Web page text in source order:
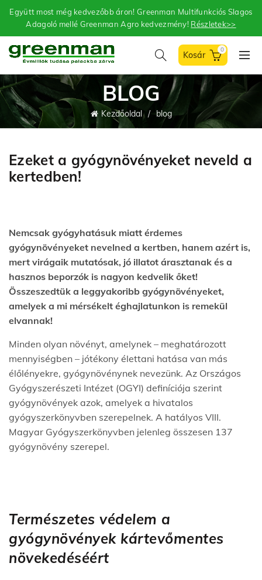
Együtt most még kedvezőbb áron! Greenman Multifunkciós Slagos
Adagoló mellé Greenman Agro kedvezmény! Részletek>>
0
BLOG
Kezdőoldal blog
Ezeket a gyógynövényeket neveld a
kertedben!
Nemcsak gyógyhatásuk miatt érdemes
gyógynövényeket nevelned a kertben, hanem azért is,
mert virágaik mutatósak, jó illatot árasztanak és a
hasznos beporzók is nagyon kedvelik őket!
Összeszedtük a leggyakoribb gyógynövényeket,
amelyek a mi mérsékelt éghajlatunkon is remekül
elvannak!
Minden olyan növényt, amelynek – meghatározott
mennyiségben – jótékony élettani hatása van más
élőlényekre, gyógynövénynek nevezünk. Az Országos
Gyógyszerészeti Intézet (OGYI) definíciója szerint
gyógynövények azok, amelyek a hivatalos
gyógyszerkönyvben szerepelnek. A hatályos VIII.
Magyar Gyógyszerkönyvben jelenleg összesen 137
gyógynövény szerepel.
Természetes védelem a
gyógynövények kártevőmentes
növekedéséért